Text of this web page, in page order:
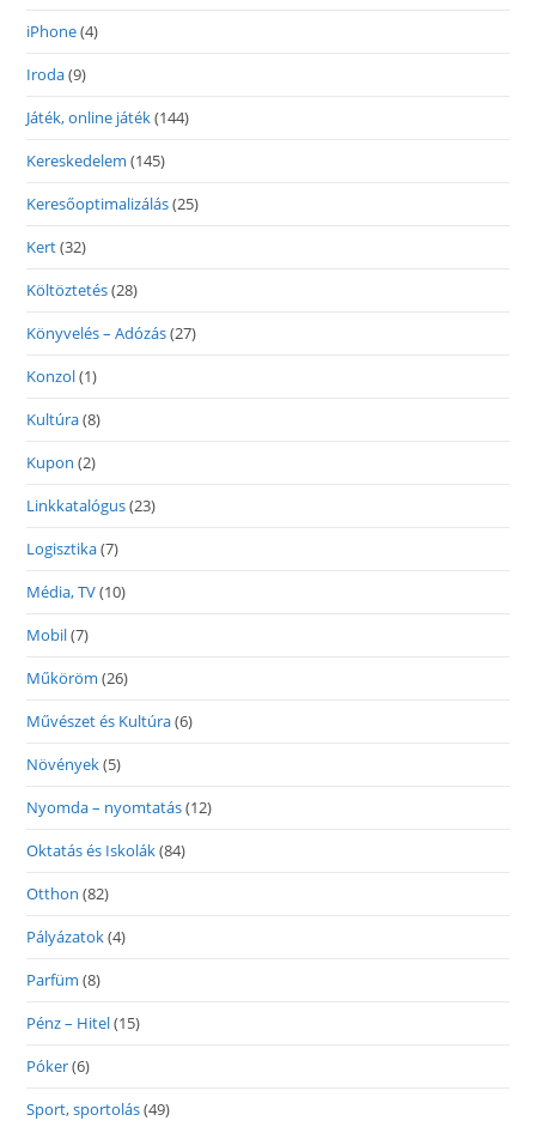
iPhone(4)
Iroda(9)
Játék, online játék(144)
Kereskedelem (145)
Keresőoptimalizálás(25)
Kert(32)
Költöztetés(28)
Könyvelés – Adózás(27)
Konzol(1)
Kultúra(8)
Kupon (2)
Linkkatalógus(23)
Logisztika(7)
Média, TV(10)
Mobil(7)
Műköröm (26)
Művészet és Kultúra(6)
Növények(5)
Nyomda – nyomtatás(12)
Oktatás és Iskolák(84)
Otthon (82)
Pályázatok(4)
Parfüm (8)
Pénz – Hitel(15)
Póker(6)
Sport, sportolás(49)